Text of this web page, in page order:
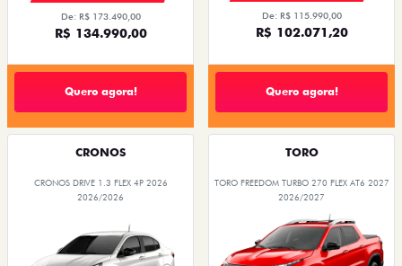
De: R$ 173.490,00
R$ 134.990,00
Quero agora!
De: R$ 115.990,00
R$ 102.071,20
Quero agora!
CRONOS
CRONOS DRIVE 1.3 FLEX 4P 2026
2026/2026
TORO
TORO FREEDOM TURBO 270 FLEX AT6 2027
2026/2027